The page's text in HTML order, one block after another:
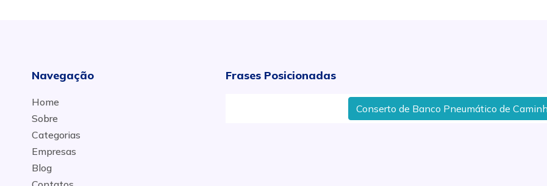
Navegação
Home
Sobre
Categorias
Empresas
Blog
Frases Posicionadas
Conserto de Banco Pneumático de Caminhões